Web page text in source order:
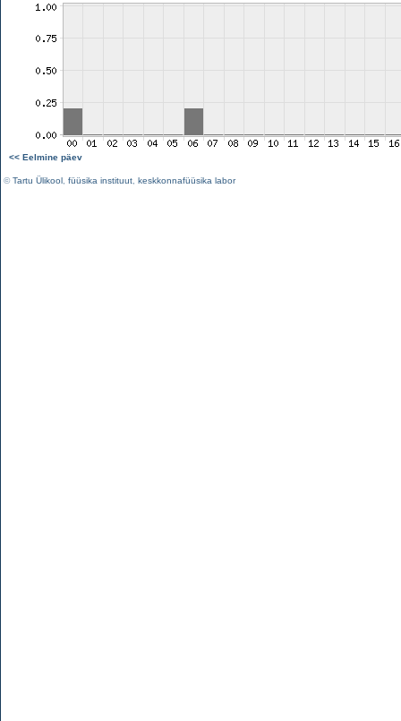
<< Eelmine päev
©Tartu Ülikool füüsika instituut keskkonnafüüsika labor